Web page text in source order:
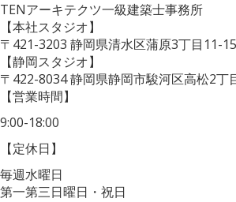
TENアーキテクツ一級建築士事務所
【本社スタジオ】
〒421-3203 静岡県清水区蒲原3丁目11-15
【静岡スタジオ】
〒422-8034静岡県静岡市駿河区高松2丁
【営業時間】
9:00-18:00
【定休日】
毎週水曜日
第一第三日曜日・祝日